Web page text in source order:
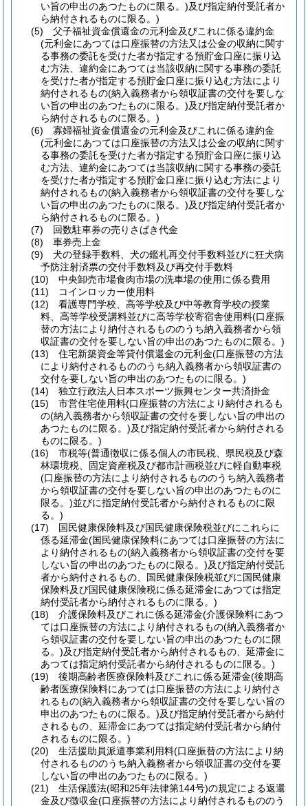
い旨の申出のあつたものに限る。)及び指定納付受託者か
ら納付されるものに限る。)
(5)
父子福祉資金償還金の元利金及びこれに係る違約金
(元利金にあつては口座振替の方法又は公金の収納に関す
る事務の委託を受けた者が指定する預貯金口座に振り込
む方法、違約金にあつては当該収納に関する事務の委託
を受けた者が指定する預貯金口座に振り込む方法により
納付されるもの(納入義務者から領収証書の交付を要しな
い旨の申出のあつたものに限る。)及び指定納付受託者か
ら納付されるものに限る。)
(6)
寡婦福祉資金償還金の元利金及びこれに係る違約金
(元利金にあつては口座振替の方法又は公金の収納に関す
る事務の委託を受けた者が指定する預貯金口座に振り込
む方法、違約金にあつては当該収納に関する事務の委託
を受けた者が指定する預貯金口座に振り込む方法により
納付されるもの(納入義務者から領収証書の交付を要しな
い旨の申出のあつたものに限る。)及び指定納付受託者か
ら納付されるものに限る。)
(7)
回数駐車券の売りさばき代金
(8)
車券売上金
(9)
犬の登録手数料、犬の鑑札再交付手数料並びに狂犬病
予防注射済票の交付手数料及び再交付手数料
(10)
中央卸売市場食肉市場の洗車場の使用に係る費用
(11)
コインロッカー使用料
(12)
看護専門学校、高等学校及び中等教育学校の授業
料、高等学校受講料並びに高等学校寄宿舎使用料(口座振
替の方法により納付されるもののうち納入義務者から領
収証書の交付を要しない旨の申出のあつたものに限る。)
(13)
住宅新築資金等貸付償還金の元利金(口座振替の方法
により納付されるもののうち納入義務者から領収証書の
交付を要しない旨の申出のあつたものに限る。)
(14)
独立行政法人日本スポーツ振興センター共済掛金
(15)
市営住宅使用料(口座振替の方法により納付されるも
の(納入義務者から領収証書の交付を要しない旨の申出の
あつたものに限る。)及び指定納付受託者から納付される
ものに限る。)
(16)
市税等(普通徴収に係る個人の市民税、県民税及び森
林環境税、固定資産税及び都市計画税並びに軽自動車税
(口座振替の方法により納付されるもののうち納入義務者
から領収証書の交付を要しない旨の申出のあつたものに
限る。)並びに指定納付受託者から納付されるものに限
る。)
(17)
国民健康保険料及び国民健康保険税並びにこれらに
係る延滞金(国民健康保険料にあつては口座振替の方法に
より納付されるもの(納入義務者から領収証書の交付を要
しない旨の申出のあつたものに限る。)及び指定納付受託
者から納付されるもの、国民健康保険税並びに国民健康
保険料及び国民健康保険税に係る延滞金にあつては指定
納付受託者から納付されるものに限る。)
(18)
介護保険料及びこれに係る延滞金(介護保険料にあつ
ては口座振替の方法により納付されるもの(納入義務者か
ら領収証書の交付を要しない旨の申出のあつたものに限
る。)及び指定納付受託者から納付されるもの、延滞金に
あつては指定納付受託者から納付されるものに限る。)
(19)
後期高齢者医療保険料及びこれに係る延滞金(後期高
齢者医療保険料にあつては口座振替の方法により納付さ
れるもの(納入義務者から領収証書の交付を要しない旨の
申出のあつたものに限る。)及び指定納付受託者から納付
されるもの、延滞金にあつては指定納付受託者から納付
されるものに限る。)
(20)
生活援助員派遣事業利用料(口座振替の方法により納
付されるもののうち納入義務者から領収証書の交付を要
しない旨の申出のあつたものに限る。)
(21)
生活保護法(昭和25年法律第144号)の規定による返還
金及び徴収金(口座振替の方法により納付されるもののう